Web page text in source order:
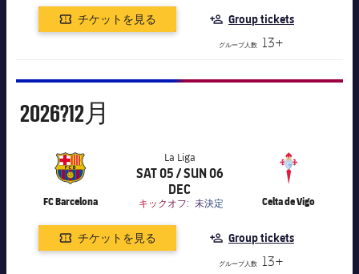
チケットを見る Group tickets
グループ人数 13+
12月
2026?12月
FC Barcelona
label.competition.name.21
La Liga
SAT 05 / SUN 06
DEC
キックオフ: 未決定 Celta de Vigo
label.aria.chevronright
チケットを見る Group tickets
グループ人数 13+